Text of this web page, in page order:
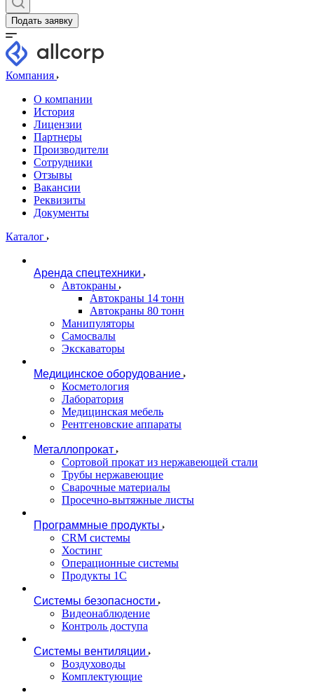
Подать заявку
Компания
О компании
История
Лицензии
Партнеры
Производители
Сотрудники
Отзывы
Вакансии
Реквизиты
Документы
Каталог
Аренда спецтехники
Автокраны
Автокраны 14 тонн
Автокраны 80 тонн
Манипуляторы
Самосвалы
Экскаваторы
Медицинское оборудование
Косметология
Лаборатория
Медицинская мебель
Рентгеновские аппараты
Металлопрокат
Сортовой прокат из нержавеющей стали
Трубы нержавеющие
Сварочные материалы
Просечно-вытяжные листы
Программные продукты
CRM системы
Хостинг
Операционные системы
Продукты 1С
Системы безопасности
Видеонаблюдение
Контроль доступа
Системы вентиляции
Воздуховоды
Комплектующие